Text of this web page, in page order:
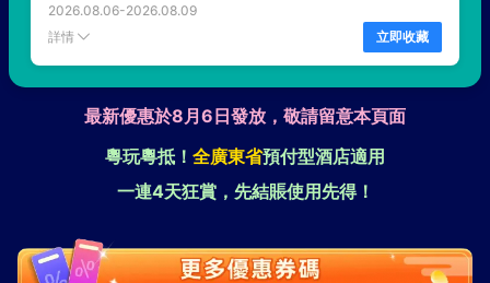
2026.08.06-2026.08.09
詳情 立即收藏
最新優惠於8月6日發放，敬請留意本頁面
粵玩粵抵！ 全廣東省預付型酒店適用
一連4天狂賞，先結賬使用先得！